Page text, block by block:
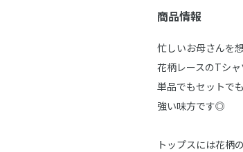
商品情報
忙しいお母さんを
花柄レースのTシ
単品でもセットで
強い味方です◎
トップスには花柄